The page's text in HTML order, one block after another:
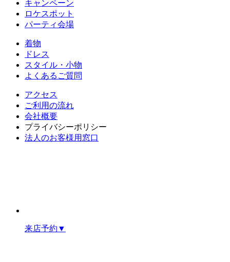
キャンペーン
ロケスポット
パーティ会場
着物
ドレス
スタイル・小物
よくあるご質問
アクセス
ご利用の流れ
会社概要
プライバシーポリシー
法人のお客様用窓口
来店予約 ▼